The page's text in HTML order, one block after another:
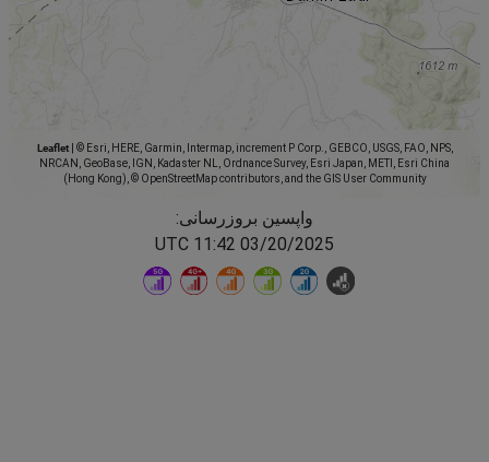
Leaflet
© Esri, HERE, Garmin, Intermap, increment P Corp., GEBCO, USGS, FAO, NPS,
NRCAN, GeoBase, IGN, Kadaster NL, Ordnance Survey, Esri Japan, METI, Esri China
(Hong Kong), © OpenStreetMap contributors, and the GIS User Community
واپسین بروزرسانی:
03/20/2025 11:42 UTC